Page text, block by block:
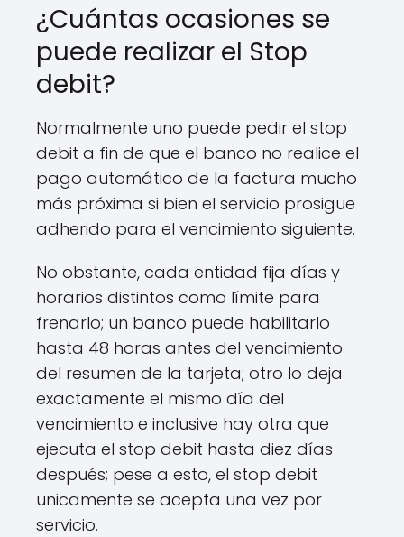
¿Cuántas ocasiones se
puede realizar el Stop
debit?
Normalmente uno puede pedir el stop
debit a fin de que el banco no realice el
pago automático de la factura mucho
más próxima si bien el servicio prosigue
adherido para el vencimiento siguiente.
No obstante, cada entidad fija días y
horarios distintos como límite para
frenarlo; un banco puede habilitarlo
hasta 48 horas antes del vencimiento
del resumen de la tarjeta; otro lo deja
exactamente el mismo día del
vencimiento e inclusive hay otra que
ejecuta el stop debit hasta diez días
después; pese a esto, el stop debit
unicamente se acepta una vez por
servicio.